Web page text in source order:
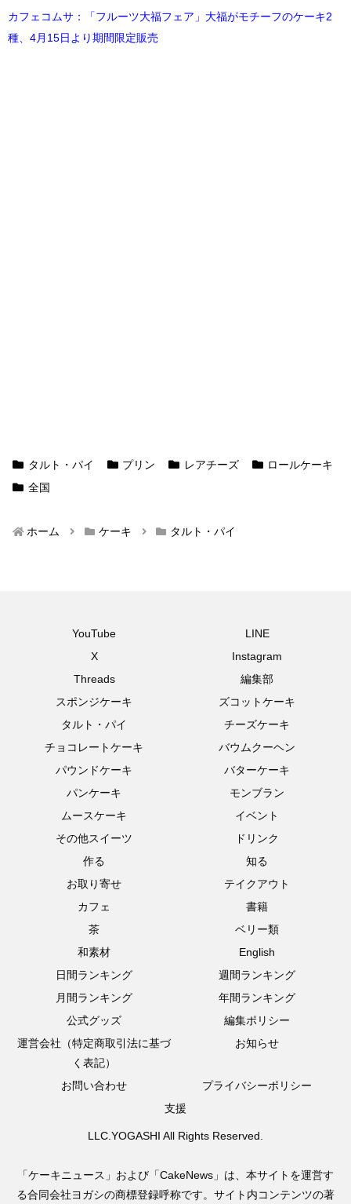
カフェコムサ：「フルーツ大福フェア」大福がモチーフのケーキ2
種、4月15日より期間限定販売
タルト・パイ プリン レアチーズ
ロールケーキ
全国
ホーム ケーキ タルト・パイ
YouTube
LINE
X
Instagram
Threads
編集部
スポンジケーキ
ズコットケーキ
タルト・パイ
チーズケーキ
チョコレートケーキ
バウムクーヘン
パウンドケーキ
バターケーキ
パンケーキ
モンブラン
ムースケーキ
イベント
その他スイーツ
ドリンク
作る
知る
お取り寄せ
テイクアウト
カフェ
書籍
茶
ベリー類
和素材
English
日間ランキング
週間ランキング
月間ランキング
年間ランキング
公式グッズ
編集ポリシー
運営会社（特定商取引法に基づ
く表記）
お知らせ
お問い合わせ
プライバシーポリシー
支援
LLC.YOGASHI All Rights Reserved.
「ケーキニュース」および「CakeNews」は、本サイトを運営す
る合同会社ヨガシの商標登録呼称です。サイト内コンテンツの著